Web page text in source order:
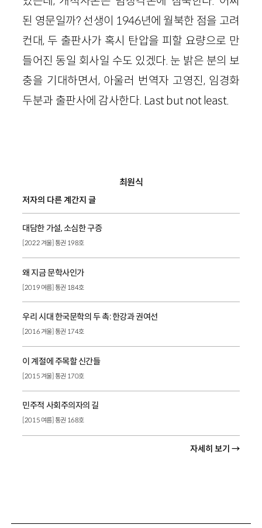
된 영문일까? 선생이 1946년에 월북한 점을 고려
컨대, 두 출판사가 혹시 탄압을 피할 요량으로 만
들어진 동일 회사일 수도 있겠다. 눈 밝은 분의 보
충을 기대하면서, 아울러 번역자 고영진, 임경화
두분과 출판사에 감사한다. Last but not least.
최원식
저자의 다른 계간지 글
대담한 가설, 소심한 구증
[2022 겨울] 통권 198호
왜 지금 문학사인가
[2019 여름] 통권 184호
우리 시대 한국문학의 두 촉: 한강과 권여선
[2016 겨울] 통권 174호
이 계절에 주목할 신간들
[2015 겨울] 통권 170호
민주적 사회주의자의 길
[2015 여름] 통권 168호
자세히 보기 →